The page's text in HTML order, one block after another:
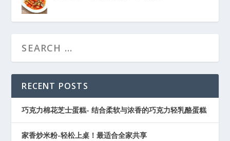
RECENT POSTS
巧克力棉花芝士蛋糕- 结合柔软与浓香的巧克力轻乳酪蛋糕
家香炒米粉-轻松上桌！最适合全家共享